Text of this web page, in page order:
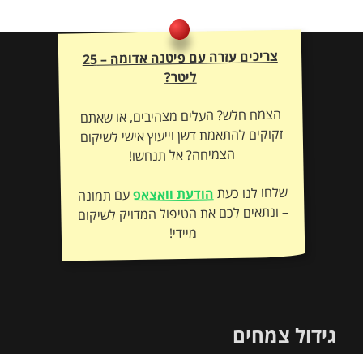
צריכים עזרה עם פיטנה אדומה – 25
ליטר?
הצמח חלש? העלים מצהיבים, או שאתם
זקוקים להתאמת דשן וייעוץ אישי לשיקום
הצמיחה? אל תנחשו!
שלחו לנו כעתהודעת וואצאפעם תמונה
– ונתאים לכם את הטיפול המדויק לשיקום
מיידי!
גידול צמחים